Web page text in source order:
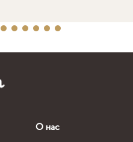
О нас